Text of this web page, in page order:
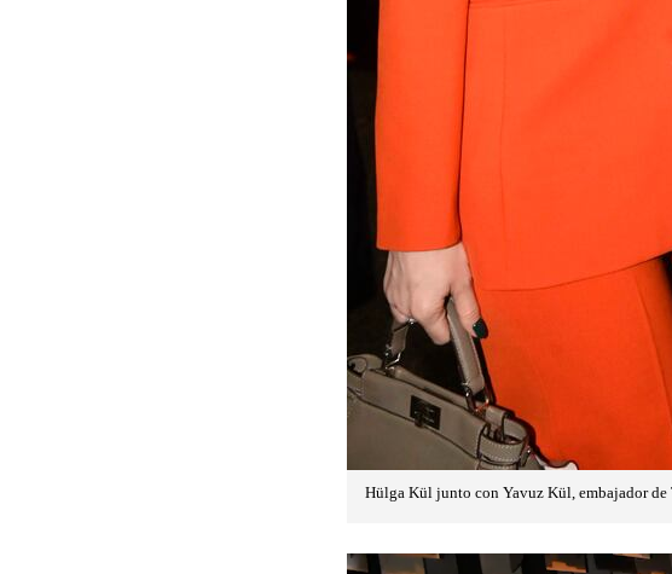
Hülga Kül junto con Yavuz Kül, embajador de